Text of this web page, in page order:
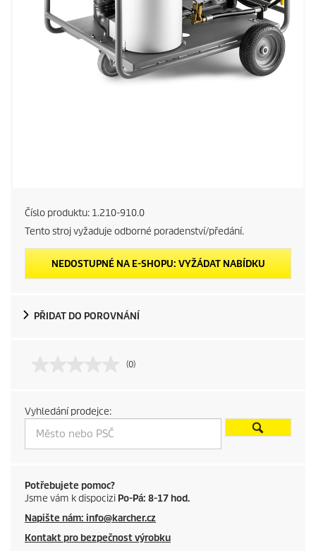
Číslo produktu: 1.210-910.0
Tento stroj vyžaduje odborné poradenství/předání.
NEDOSTUPNÉ NA E-SHOPU: VYŽÁDAT NABÍDKU
PŘIDAT DO POROVNÁNÍ
(0)
Vyhledání prodejce:
Potřebujete pomoc?
Jsme vám k dispocizi Po-Pá: 8-17 hod.
Napište nám: info@karcher.cz
Kontakt pro bezpečnost výrobku